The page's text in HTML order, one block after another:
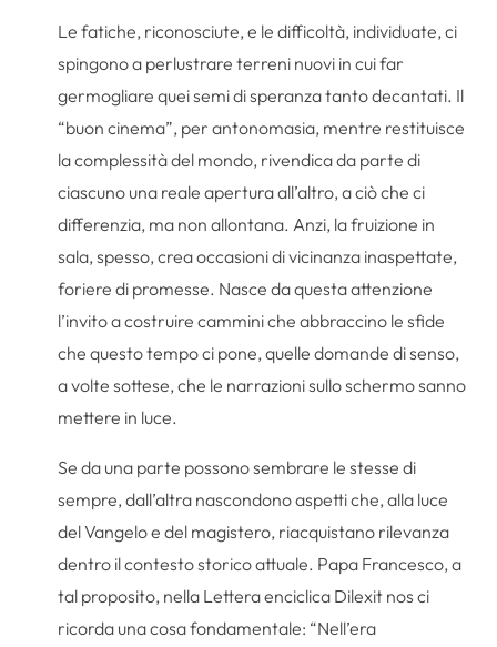
Le fatiche, riconosciute, e le difficoltà, individuate, ci
spingono a perlustrare terreni nuovi in cui far
germogliare quei semi di speranza tanto decantati. Il
“buon cinema”, per antonomasia, mentre restituisce
la complessità del mondo, rivendica da parte di
ciascuno una reale apertura all’altro, a ciò che ci
differenzia, ma non allontana. Anzi, la fruizione in
sala, spesso, crea occasioni di vicinanza inaspettate,
foriere di promesse. Nasce da questa attenzione
l’invito a costruire cammini che abbraccino le sfide
che questo tempo ci pone, quelle domande di senso,
a volte sottese, che le narrazioni sullo schermo sanno
mettere in luce.
Se da una parte possono sembrare le stesse di
sempre, dall’altra nascondono aspetti che, alla luce
del Vangelo e del magistero, riacquistano rilevanza
dentro il contesto storico attuale. Papa Francesco, a
tal proposito, nella Lettera enciclica Dilexit nos ci
ricorda una cosa fondamentale: “Nell’era